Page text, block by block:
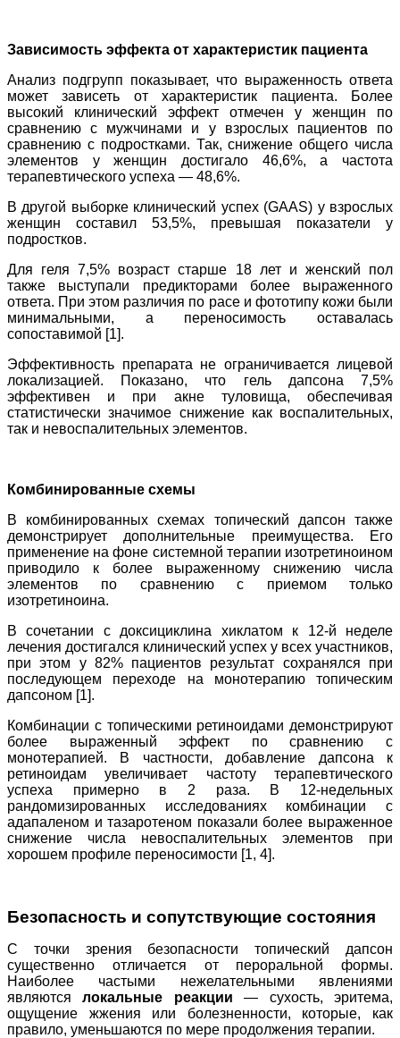
Зависимость эффекта от характеристик пациента
Анализ подгрупп показывает, что выраженность ответа
может зависеть от характеристик пациента. Более
высокий клинический эффект отмечен у женщин по
сравнению с мужчинами и у взрослых пациентов по
сравнению с подростками. Так, снижение общего числа
элементов у женщин достигало 46,6%, а частота
терапевтического успеха — 48,6%.
В другой выборке клинический успех (GAAS) у взрослых
женщин составил 53,5%, превышая показатели у
подростков.
Для геля 7,5% возраст старше 18 лет и женский пол
также выступали предикторами более выраженного
ответа. При этом различия по расе и фототипу кожи были
минимальными, а переносимость оставалась
сопоставимой [1].
Эффективность препарата не ограничивается лицевой
локализацией. Показано, что гель дапсона 7,5%
эффективен и при акне туловища, обеспечивая
статистически значимое снижение как воспалительных,
так и невоспалительных элементов.
Комбинированные схемы
В комбинированных схемах топический дапсон также
демонстрирует дополнительные преимущества. Его
применение на фоне системной терапии изотретиноином
приводило к более выраженному снижению числа
элементов по сравнению с приемом только
изотретиноина.
В сочетании с доксициклина хиклатом к 12-й неделе
лечения достигался клинический успех у всех участников,
при этом у 82% пациентов результат сохранялся при
последующем переходе на монотерапию топическим
дапсоном [1].
Комбинации с топическими ретиноидами демонстрируют
более выраженный эффект по сравнению с
монотерапией. В частности, добавление дапсона к
ретиноидам увеличивает частоту терапевтического
успеха примерно в 2 раза. В 12-недельных
рандомизированных исследованиях комбинации с
адапаленом и тазаротеном показали более выраженное
снижение числа невоспалительных элементов при
хорошем профиле переносимости [1, 4].
Безопасность и сопутствующие состояния
С точки зрения безопасности топический дапсон
существенно отличается от пероральной формы.
Наиболее частыми нежелательными явлениями
являютсялокальные реакции — сухость, эритема,
ощущение жжения или болезненности, которые, как
правило, уменьшаются по мере продолжения терапии.